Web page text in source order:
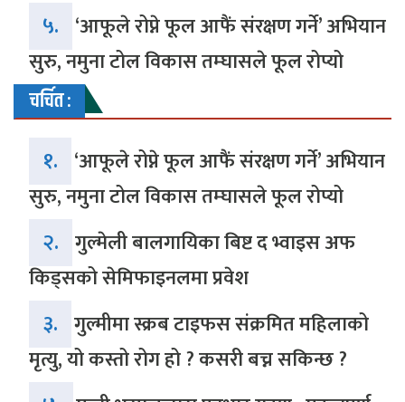
५. ‘आफूले रोप्ने फूल आफैं संरक्षण गर्ने’ अभियान
सुरु, नमुना टोल विकास तम्घासले फूल रोप्यो
चर्चित :
१. ‘आफूले रोप्ने फूल आफैं संरक्षण गर्ने’ अभियान
सुरु, नमुना टोल विकास तम्घासले फूल रोप्यो
२. गुल्मेली बालगायिका बिष्ट द भ्वाइस अफ
किड्सको सेमिफाइनलमा प्रवेश
३. गुल्मीमा स्क्रब टाइफस संक्रमित महिलाको
मृत्यु, यो कस्तो रोग हो ? कसरी बच्न सकिन्छ ?